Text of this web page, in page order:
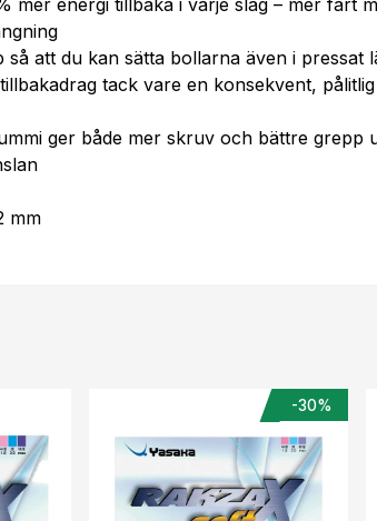
så att du kan sätta bollarna även i pressat
tack vare en konsekvent,
ger både mer skruv och bättre grepp
mm
-30%